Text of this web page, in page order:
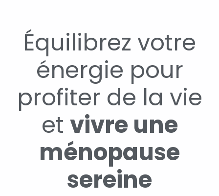
Équilibrez votre
énergie pour
profiter de la vie
et vivre une
ménopause
sereine